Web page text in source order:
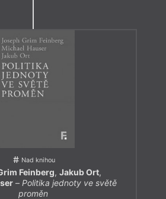
Nad knihou
Feinberg, Jakub Ort,
– Politika jednoty ve světě
proměn